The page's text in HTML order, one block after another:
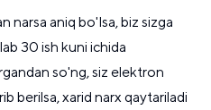
aniq bo'lsa, biz sizga
30 ish kuni ichida
so'ng, siz elektron
berilsa, xarid narx qaytariladi